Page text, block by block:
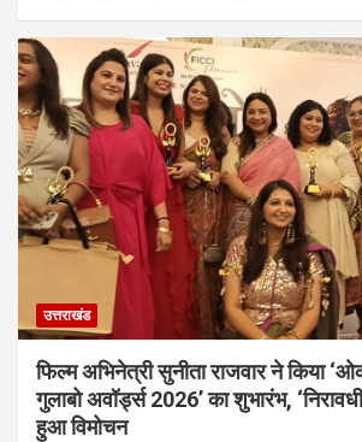
उत्तराखंड
फिल्म अभिनेत्री सुनीता राजवार ने किया
गुलाबो अवॉर्ड्स 2026’ का शुभारंभ,
हुआ विमोचन